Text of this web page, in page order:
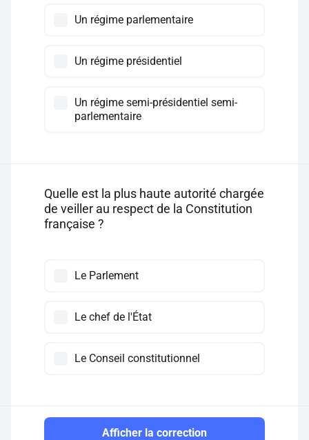
Un régime parlementaire
Un régime présidentiel
Un régime semi-présidentiel semi-
parlementaire
Quelle est la plus haute autorité chargée
de veiller au respect de la Constitution
française ?
Le Parlement
Le chef de l'État
Le Conseil constitutionnel
Afficher la correction